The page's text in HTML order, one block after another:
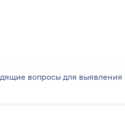
вопросы для выявления